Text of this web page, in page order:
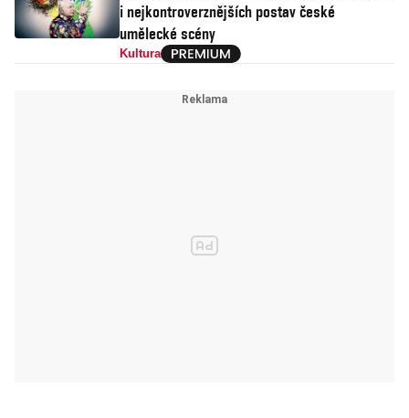
i nejkontroverznějších postav české
umělecké scény
Kultura